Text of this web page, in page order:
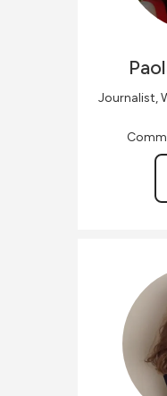
Journalist,